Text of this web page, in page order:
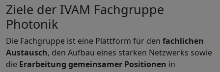
Ziele der IVAM Fachgruppe
Photonik
Die Fachgruppe ist eine Plattform für den fachlichen
Austausch, den Aufbau eines starken Netzwerks sowie
die Erarbeitung gemeinsamer Positionen in